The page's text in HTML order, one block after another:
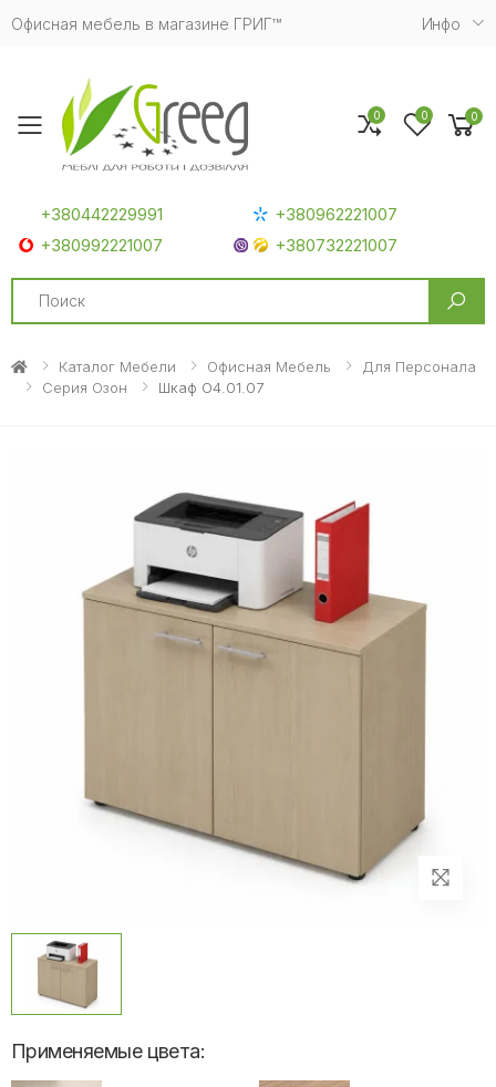
Офисная мебель в магазине ГРИГ™ Инфо
Toggle mobile menu
+380442229991
+380962221007
+380992221007
+380732221007
Search
0 0 0
Каталог Мебели Офисная Мебель
Для Персонала
Серия Озон
Шкаф O4.01.07
Применяемые цвета: